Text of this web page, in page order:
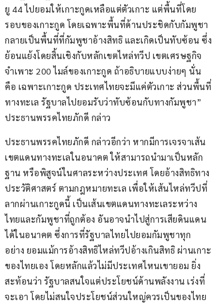
ยู 44 ไปยอมให้เกาะกูดเหลือแต่ตัวเกาะ แต่พื้นที่โดย
รอบของเกาะกูด โดยเฉพาะพื้นที่ด้านประชิดกับกัมพูชา
กลายเป็นพื้นที่ที่กัมพูชาอ้างสิทธิ และเกิดเป็นทับซ้อน ซึ่ง
ย้อนแย้งโดยสิ้นเชิงกับหลักเขตไหล่ทวีป เขตเศรษฐกิจ
จำเพาะ 200 ไมล์ของเกาะกูด ถ้าอธิบายแบบง่ายๆ นั่น
คือ เฉพาะเกาะกูด ประเทศไทยจะมีแค่ตัวเกาะ ส่วนพื้นที่
ทางทะเล รัฐบาลไปยอมรับว่าทับซ้อนกับทางกัมพูชา”
ประธานพรรคไทยภักดี กล่าว
ประธานพรรคไทยภักดี กล่าวอีกว่า หากมีการเจรจาเส้น
เขตแดนทางทะเลในอนาคต ให้สามารถนำมาเป็นหลัก
ฐาน หรือพิสูจน์ในศาลระหว่างประเทศ โดยอ้างสิทธิทาง
ประวัติศาสตร์ ตามกฎหมายทะเล เพื่อให้เส้นไหล่ทวีปที่
ลากผ่านเกาะกูดนี้ เป็นเส้นเขตแดนทางทะเลระหว่าง
ไทยและกัมพูชาที่ถูกต้อง อันอาจนำไปสู่การเสียดินแดน
ได้ในอนาคต ซึ่งการที่รัฐบาลไทยไปยอมกัมพูชาทุก
อย่าง ยอมแม้การอ้างสิทธิไหล่ทวีปอ้างเกินสิทธิ ผ่านเกาะ
ของไทยเอง โดยหลักแล้วไม่มีประเทศไหนเขายอม ยิ่ง
สะท้อนว่า รัฐบาลสนใจแต่ประโยชน์ด้านพลังงาน เร่งที่
จะเอา โดยไม่สนใจประโยชน์ส่วนใหญ่ควรเป็นของไทย